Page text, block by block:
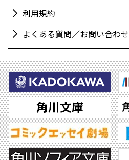
利用規約
よくある質問／お問い合わせ